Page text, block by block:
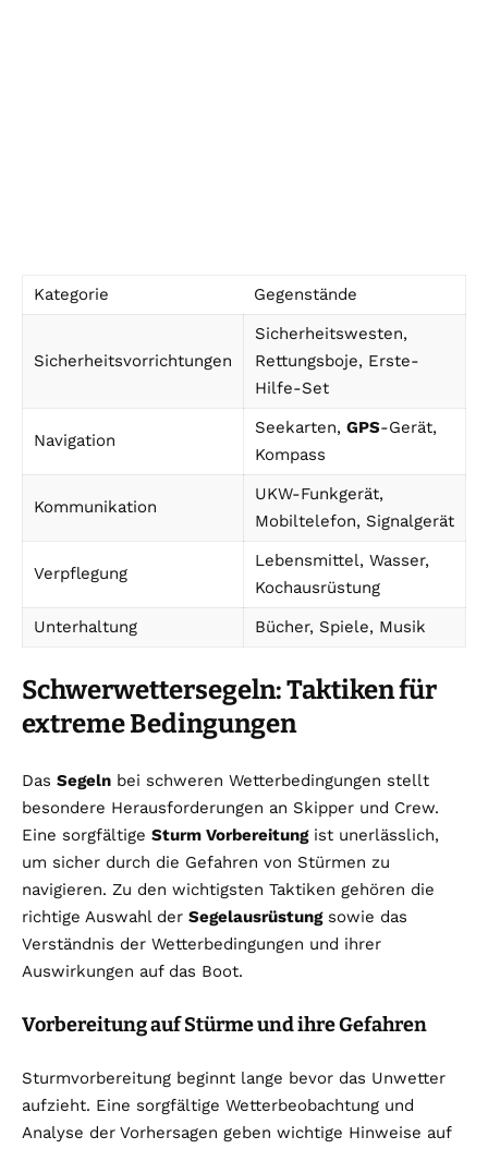
Kategorie Gegenstände
Sicherheitsvorrichtungen
Sicherheitswesten,
Rettungsboje, Erste-
Hilfe-Set
Navigation
Seekarten, GPS-Gerät,
Kompass
Kommunikation
UKW-Funkgerät,
Mobiltelefon, Signalgerät
Verpflegung
Lebensmittel, Wasser,
Kochausrüstung
Unterhaltung
Bücher, Spiele, Musik
Schwerwettersegeln: Taktiken für
extreme Bedingungen
Das Segeln bei schweren Wetterbedingungen stellt
besondere Herausforderungen an Skipper und Crew.
Eine sorgfältige Sturm Vorbereitungist unerlässlich,
um sicher durch die Gefahren von Stürmen zu
navigieren. Zu den wichtigsten Taktiken gehören die
richtige Auswahl der Segelausrüstungsowie das
Verständnis der Wetterbedingungen und ihrer
Auswirkungen auf das Boot.
Vorbereitung auf Stürme und ihre Gefahren
Sturmvorbereitung beginnt lange bevor das Unwetter
aufzieht. Eine sorgfältige Wetterbeobachtung und
Analyse der Vorhersagen geben wichtige Hinweise auf